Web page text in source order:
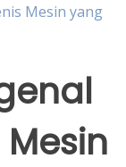
Mesin yang